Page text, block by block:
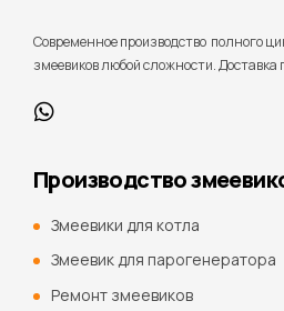
Cовременное производство полного
змеевиков любой сложности. Доставка
Производство
Змеевики для котла
Змеевик для парогенератора
Ремонт змеевиков